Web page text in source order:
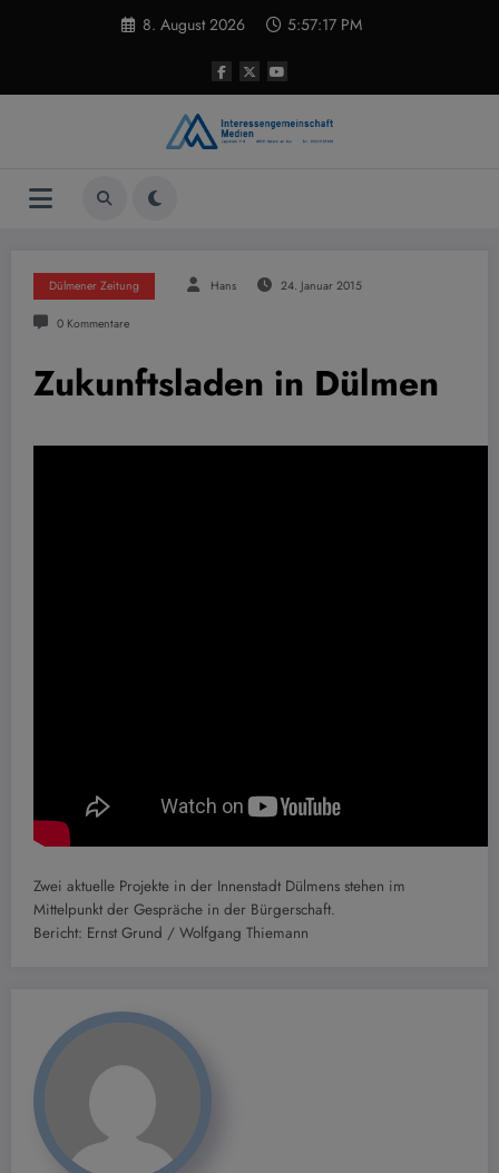
8. August 2026 5:57:18 PM
Dülmener Zeitung Hans 24. Januar 2015
0 Kommentare
Zukunftsladen in Dülmen
Zwei aktuelle Projekte in der Innenstadt Dülmens stehen im
Mittelpunkt der Gespräche in der Bürgerschaft.
Bericht: Ernst Grund / Wolfgang Thiemann